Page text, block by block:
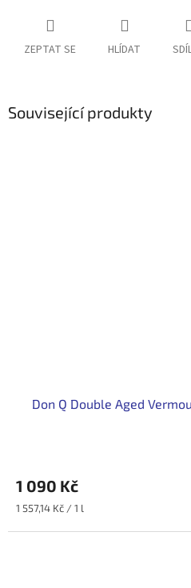
ZEPTAT SE HLÍDAT
Související produkty
Don Q Double Aged
1 090 Kč
Měrná
1 557,14 Kč / 1 l